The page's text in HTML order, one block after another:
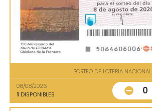
SORTEO DE LOTERIA NACIONAL
08/08/2026
1 DISPONIBLES 0